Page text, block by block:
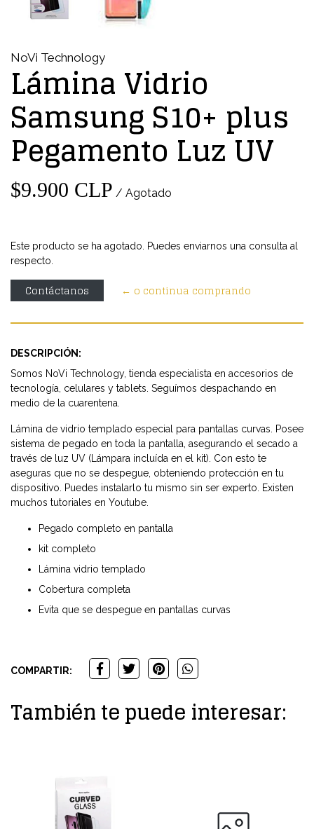
NoVi Technology
Lámina Vidrio
Samsung S10+ plus
Pegamento Luz UV
$9.900 CLP / Agotado
Este producto se ha agotado. Puedes enviarnos una consulta al
respecto.
Contáctanos ← o continua comprando
DESCRIPCIÓN:
Somos NoVi Technology, tienda especialista en accesorios de
tecnología, celulares y tablets. Seguímos despachando en
medio de la cuarentena.
Lámina de vidrio templado especial para pantallas curvas. Posee
sistema de pegado en toda la pantalla, asegurando el secado a
través de luz UV (Lámpara incluída en el kit). Con esto te
aseguras que no se despegue, obteniendo protección en tu
dispositivo. Puedes instalarlo tu mismo sin ser experto. Existen
muchos tutoriales en Youtube.
Pegado completo en pantalla
kit completo
Lámina vidrio templado
Cobertura completa
Evita que se despegue en pantallas curvas
COMPARTIR:
También te puede interesar: